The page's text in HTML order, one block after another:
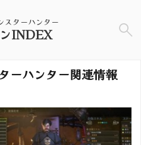
スターハンター
INDEX
ーハンター関連情報